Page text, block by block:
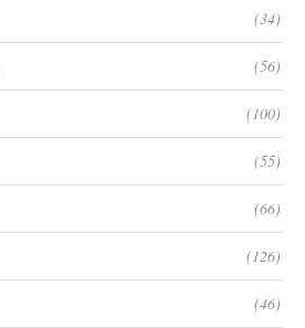
(34)
(56)
(100)
(55)
(66)
(126)
(46)